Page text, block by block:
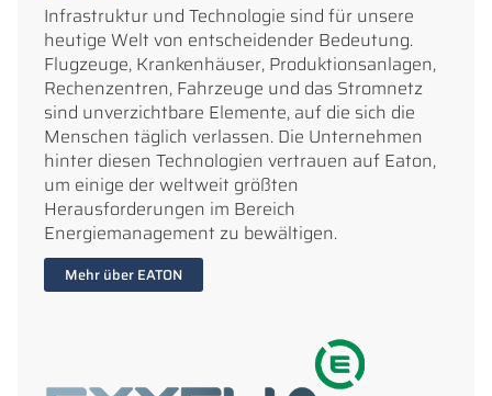
Infrastruktur und Technologie sind für unsere
heutige Welt von entscheidender Bedeutung.
Flugzeuge, Krankenhäuser, Produktionsanlagen,
Rechenzentren, Fahrzeuge und das Stromnetz
sind unverzichtbare Elemente, auf die sich die
Menschen täglich verlassen. Die Unternehmen
hinter diesen Technologien vertrauen auf Eaton,
um einige der weltweit größten
Herausforderungen im Bereich
Energiemanagement zu bewältigen.
Mehr über EATON